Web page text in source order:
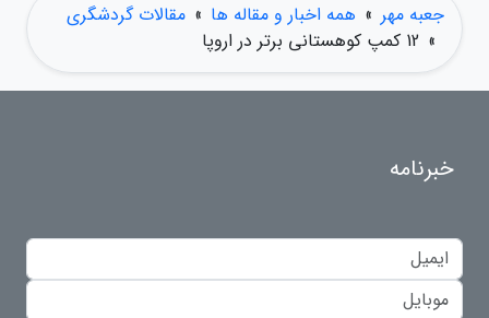
جعبه مهر » همه اخبار و مقاله ها » مقالات گردشگری
» 12 کمپ کوهستانی برتر در اروپا
خبرنامه